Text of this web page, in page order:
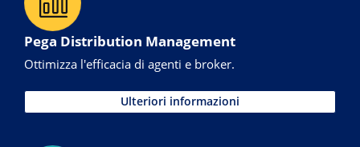
Pega Distribution Management
Ottimizza l'efficacia di agenti e broker.
Ulteriori informazioni